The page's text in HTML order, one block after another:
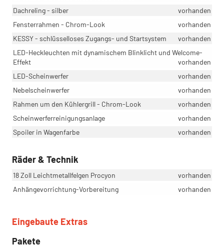
Dachreling - silber
vorhanden
Fensterrahmen - Chrom-Look
vorhanden
KESSY - schlüsselloses Zugangs- und Startsystem
vorhanden
LED-Heckleuchten mit dynamischem Blinklicht und Welcome-
Effekt
vorhanden
LED-Scheinwerfer
vorhanden
Nebelscheinwerfer
vorhanden
Rahmen um den Kühlergrill - Chrom-Look
vorhanden
Scheinwerferreinigungsanlage
vorhanden
Spoiler in Wagenfarbe
vorhanden
Räder & Technik
18 Zoll Leichtmetallfelgen Procyon
vorhanden
Anhängevorrichtung-Vorbereitung
vorhanden
Eingebaute Extras
Pakete